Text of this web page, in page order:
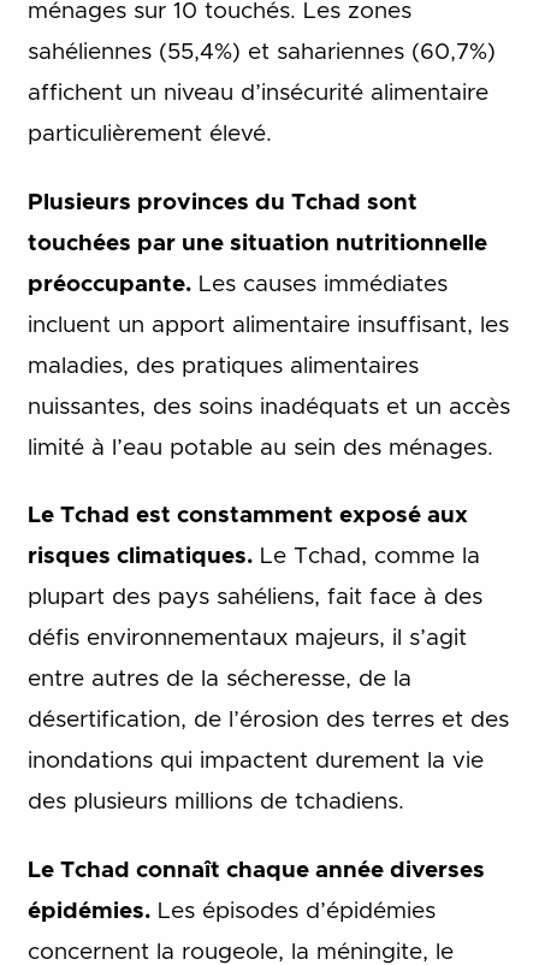
ménages sur 10 touchés. Les zones
sahéliennes (55,4%) et sahariennes (60,7%)
affichent un niveau d’insécurité alimentaire
particulièrement élevé.
Plusieurs provinces du Tchad sont
touchées par une situation nutritionnelle
préoccupante. Les causes immédiates
incluent un apport alimentaire insuffisant, les
maladies, des pratiques alimentaires
nuissantes, des soins inadéquats et un accès
limité à l’eau potable au sein des ménages.
Le Tchad est constamment exposé aux
risques climatiques. Le Tchad, comme la
plupart des pays sahéliens, fait face à des
défis environnementaux majeurs, il s’agit
entre autres de la sécheresse, de la
désertification, de l’érosion des terres et des
inondations qui impactent durement la vie
des plusieurs millions de tchadiens.
Le Tchad connaît chaque année diverses
épidémies. Les épisodes d’épidémies
concernent la rougeole, la méningite, le